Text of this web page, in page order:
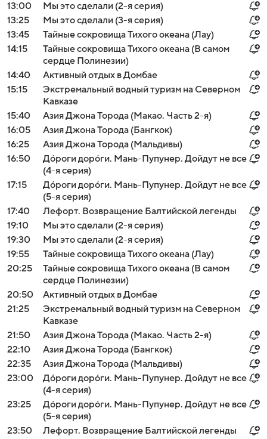
13:00
Мы это сделали (2-я серия)
13:25
Мы это сделали (3-я серия)
13:45
Тайные сокровища Тихого океана (Лау)
14:15
Тайные сокровища Тихого океана (В самом
сердце Полинезии)
14:40
Активный отдых в Домбае
15:15
Экстремальный водный туризм на Северном
Кавказе
15:40
Азия Джона Торода (Макао. Часть 2-я)
16:05
Азия Джона Торода (Бангкок)
16:25
Азия Джона Торода (Мальдивы)
16:50
Дóроги дорóги. Мань-Пупунер. Дойдут не все
(4-я серия)
17:15
Дóроги дорóги. Мань-Пупунер. Дойдут не все
(5-я серия)
17:40
Лефорт. Возвращение Балтийской легенды
19:10
Мы это сделали (2-я серия)
19:30
Мы это сделали (2-я серия)
19:55
Тайные сокровища Тихого океана (Лау)
20:25
Тайные сокровища Тихого океана (В самом
сердце Полинезии)
20:50
Активный отдых в Домбае
21:25
Экстремальный водный туризм на Северном
Кавказе
21:50
Азия Джона Торода (Макао. Часть 2-я)
22:10
Азия Джона Торода (Бангкок)
22:35
Азия Джона Торода (Мальдивы)
23:00
Дóроги дорóги. Мань-Пупунер. Дойдут не все
(4-я серия)
23:25
Дóроги дорóги. Мань-Пупунер. Дойдут не все
(5-я серия)
23:50
Лефорт. Возвращение Балтийской легенды